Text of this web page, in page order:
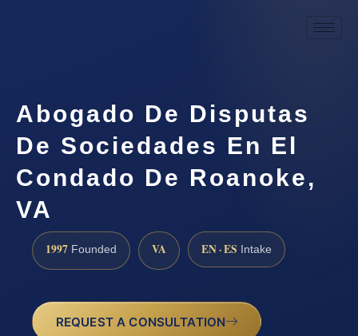
Abogado De Disputas
De Sociedades En El
Condado De Roanoke,
VA
1997 Founded VA EN · ES Intake
REQUEST A CONSULTATION